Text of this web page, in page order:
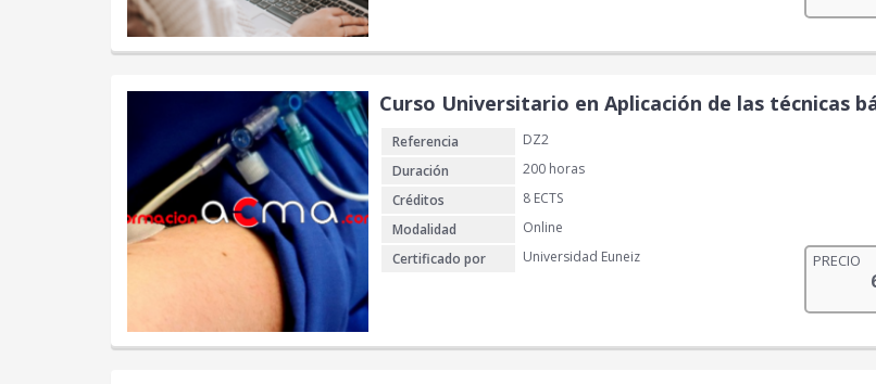
Curso Universitario en Aplicación de las técnicas
Referencia
DZ2
Duración
200 horas
Créditos
8 ECTS
Modalidad
Online
Certificado por
Universidad Euneiz PRECIO